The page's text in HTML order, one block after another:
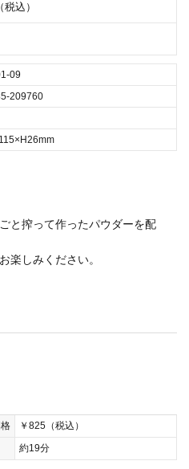
税込）
09
209760
と搾って作ったパウダーを配
楽しみください。
￥825（税込）
約19分